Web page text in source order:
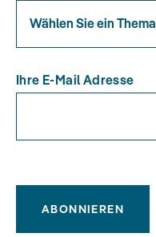
Wählen Sie ein Thema
Ihre E-Mail Adresse
ABONNIEREN